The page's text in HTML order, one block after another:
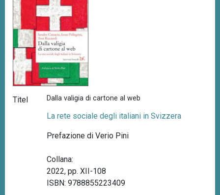
Titel Dalla valigia di cartone al web
La rete sociale degli italiani in Svizzera
Prefazione di Verio Pini
Collana:
2022, pp. XII-108
ISBN: 9788855223409